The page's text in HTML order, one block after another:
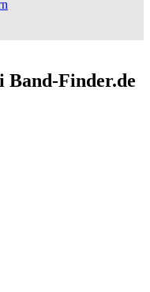
Band-Finder.de